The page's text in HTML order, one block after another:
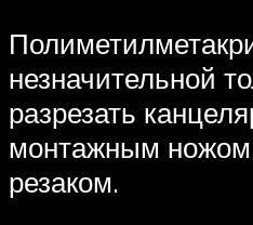
незначительной
разрезать
монтажным
резаком.